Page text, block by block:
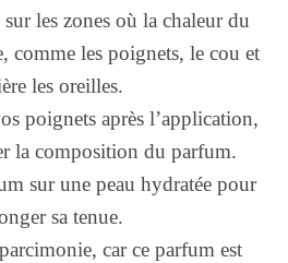
les zones où la chaleur du
comme les poignets, le cou et
les oreilles.
poignets après l’application,
la composition du parfum.
sur une peau hydratée pour
sa tenue.
car ce parfum est